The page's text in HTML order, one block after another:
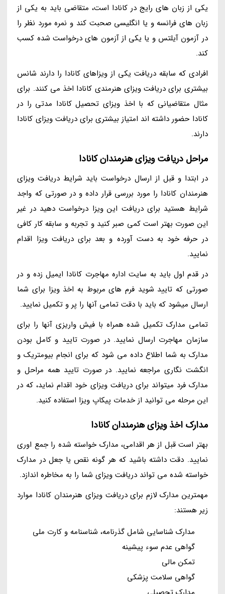
یکی از زبان های رایج در کانادا است، متقاضی باید به یکی از
زبان های فرانسه و یا انگلیسی صحبت کند و نمره مورد نظر را
در آزمون آیلتس و یا یکی از آزمون های درخواست شده کسب
کند.
افرادی که سابقه دریافت یکی از ویزاهای کانادا را دارند شانس
بیشتری برای دریافت ویزای هنرمندی کانادا اخذ می کنند. برای
مثال متقاضیانی که با اخذ ویزای تحصیل کانادا مدتی را در
کانادا حضور داشته اند امتیاز بیشتری برای دریافت ویزای کانادا
دارند.
مراحل دریافت ویزای هنرمندان کانادا
در ابتدا و قبل از ارسال درخواست باید شرایط دریافت ویزای
هنرمندان کانادا را مورد بررسی قرار داده و در صورتی که واجد
شرایط هستید برای دریافت این ویزا درخواست دهید در غیر
این صورت بهتر است کمی صبر کنید و تجربه و سابقه کار کافی
در حرفه خود به دست آورده و بعد برای دریافت ویزا اقدام
نمایید.
در قدم اول باید به سایت اداره مهاجرت کانادا ایمیل زده و در
صورتی که تایید شوید فرم های مربوط به اخذ ویزا برای شما
ارسال میشود که باید با دقت تمامی آنها را پر و تکمیل نمایید.
تمامی مدارک تکمیل شده همراه با فیش واریزی آنها را برای
سازمان مهاجرت ارسال نمایید. در صورت تایید و کامل بودن
مدارک به شما اطلاع داده می شود که برای انجام بیومتریک و
انگشت نگاری مراجعه نمایید. در صورت تایید همه مراحل و
مدارک فرد میتواند برای دریافت ویزای خود اقدام نماید، که در
این مرحله می توانید از خدمات پیکاپ ویزا استفاده کنید.
مدارک اخذ ویزای هنرمندان کانادا
بهتر است قبل از هر اقدامی، مدارک خواسته شده را جمع اوری
نمایید. دقت داشته باشید که هر گونه نقص یا جعل در مدارک
خواسته شده می تواند دریافت ویزای شما را به مخاطره اندازد.
مهمترین مدارک لازم برای دریافت ویزای هنرمندان کانادا موارد
زیر هستند:
مدارک شناسایی شامل گذرنامه، شناسنامه و کارت ملی
گواهی عدم سوء پیشینه
تمکن مالی
گواهی سلامت پزشکی